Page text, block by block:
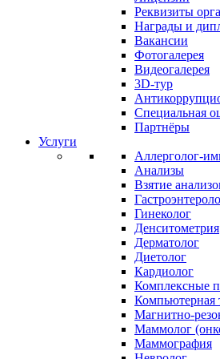
Реквизиты
Награды и
Вакансии
Фотогалерея
Видеогалерея
3D-тур
Специальная
Партнёры
Услуги
Аллерголог-
Анализы
Взятие
Гинеколог
Денситометрия
Дерматолог
Диетолог
Кардиолог
Комплексные
Компьютерная
Магнитно-
Маммолог
Маммография